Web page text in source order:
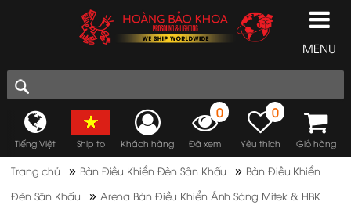
MENU
Tiếng Việt Ship to Khách hàng
0
Đã xem
0
Yêu thích Giỏ hàng
Trang chủ » Bàn Điều Khiển Đèn Sân Khấu » Bàn Điều Khiển
Đèn Sân Khấu
» Arena Bàn Điều Khiển Ánh Sáng Mitek & HBK